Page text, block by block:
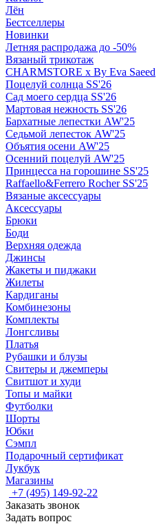
Лён
Бестселлеры
Новинки
Летняя распродажа до -50%
Вязаный трикотаж
CHARMSTORE х By Eva Saeed
Поцелуй солнца SS'26
Сад моего сердца SS'26
Мартовая нежность SS'26
Бархатные лепестки AW'25
Седьмой лепесток AW'25
Объятия осени AW'25
Осенний поцелуй AW'25
Принцесса на горошине SS'25
Raffaello&Ferrero Rocher SS'25
Вязаные аксессуары
Аксессуары
Брюки
Боди
Верхняя одежда
Джинсы
Жакеты и пиджаки
Жилеты
Кардиганы
Комбинезоны
Комплекты
Лонгсливы
Платья
Рубашки и блузы
Свитеры и джемперы
Свитшот и худи
Топы и майки
Футболки
Шорты
Юбки
Сэмпл
Подарочный сертификат
Лукбук
Магазины
+7 (495) 149-92-22
Заказать звонок
Задать вопрос